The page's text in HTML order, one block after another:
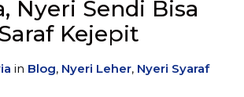
Nyeri Sendi Bisa
Kejepit
in Blog, Nyeri Leher, Nyeri Syaraf